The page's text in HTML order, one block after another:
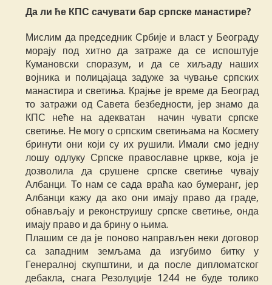
Да ли ће КПС сачувати бар српске манастире?
Мислим да председник Србије и власт у Београду
морају под хитно да затраже да се испоштује
Кумановски споразум, и да се хиљаду наших
војника и полицајаца задуже за чување српских
манастира и светиња. Крајње је време да Београд
то затражи од Савета безбедности, јер знамо да
КПС неће на адекватан начин чувати српске
светиње. Не могу о српским светињама на Космету
бринути они који су их рушили. Имали смо једну
лошу одлуку Српске православне цркве, која је
дозволила да срушене српске светиње чувају
Албанци. То нам се сада враћа као бумеранг, јер
Албанци кажу да ако они имају право да граде,
обнављају и реконструишу српске светиње, онда
имају право и да брину о њима.
Плашим се да је поново направљен неки договор
са западним земљама да изгубимо битку у
Генералној скупштини, и да после дипломатског
дебакла, снага Резолуције 1244 не буде толико